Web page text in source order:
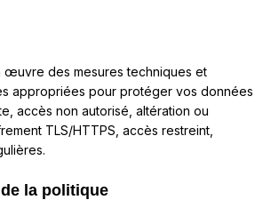
œuvre des mesures techniques et
appropriées pour protéger vos données
accès non autorisé, altération ou
TLS/HTTPS, accès restreint,
la politique